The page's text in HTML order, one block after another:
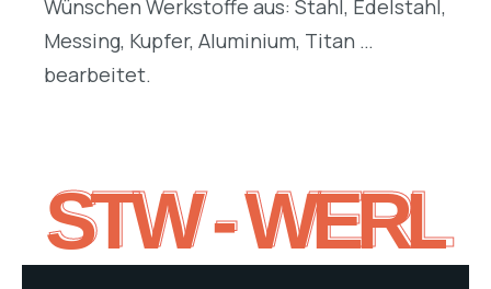
Wünschen Werkstoffe aus: Stahl, Edelstahl,
Messing, Kupfer, Aluminium, Titan …
bearbeitet.
STW - WERL
STW - WERL